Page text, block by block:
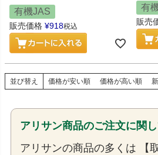
有機JAS
販売価格 ¥918税込
有
販売
並び替え 価格が安い順 価格が高い順
アリサン商品のご注文に関
アリサンの商品の多くは 【